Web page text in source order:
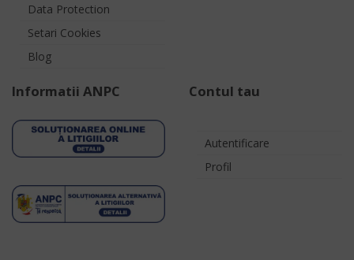
Data Protection
Setari Cookies
Blog
Informatii ANPC Contul tau
Autentificare
Profil